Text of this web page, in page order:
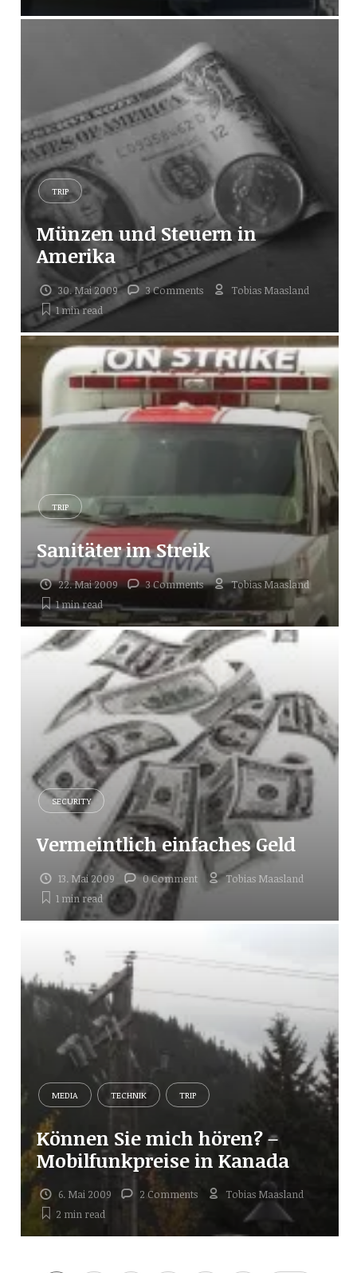
TRIP
Münzen und Steuern in
Amerika
30. Mai 2009 3 Comments
Tobias Maasland
1 minread
TRIP
Sanitäter im Streik
22. Mai 2009 3 Comments
Tobias Maasland
1 minread
SECURITY
Vermeintlich einfaches Geld
13. Mai 2009 0 Comment
Tobias Maasland
1 minread
MEDIA TECHNIK TRIP
Können Sie mich hören? –
Mobilfunkpreise in Kanada
6. Mai 2009 2 Comments
Tobias Maasland
2 minread